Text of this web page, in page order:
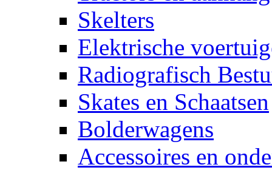
Skelters
Elektrische
Radiografisch
Skates en Schaatsen
Bolderwagens
Accessoires en